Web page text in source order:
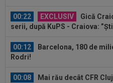
00:22 EXCLUSIV
Gică
serii, după KuPS - Craiova:
00:12
Barcelona, 180 de
Rodri!
00:08
Mai rău decât CFR